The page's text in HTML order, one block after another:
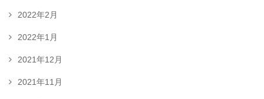
2022年2月
2022年1月
2021年12月
2021年11月